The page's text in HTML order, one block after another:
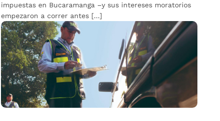
impuestas en Bucaramanga –y sus intereses moratorios
empezaron a correr antes […]